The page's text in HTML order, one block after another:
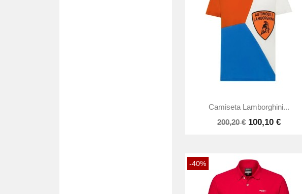
Vista rápida
Camiseta Lamborghini...
200,20 € 100,10 €
-40%